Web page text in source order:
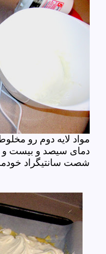
مواد لایه دوم رو
دمای سیصد و بیست و
شصت سانتیگراد